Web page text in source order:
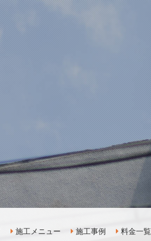
施工メニュー 施工事例 料金一覧